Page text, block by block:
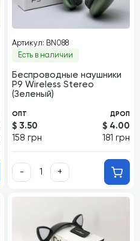
Артикул: BN088
Есть в наличии
Беспроводные наушники
P9 Wireless Stereo
(Зеленый)
ОПТ
$ 3.50
158 грн
ДРОП
$ 4.00
181 грн
- +